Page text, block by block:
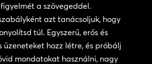
a szövegeddel.
azt tanácsoljuk, hogy
túl. Egyszerű, erős és
üzeneteket hozz létre, és próbálj
mondatokat használni, nagy